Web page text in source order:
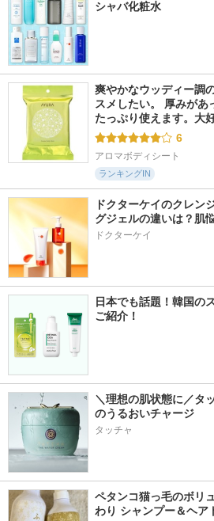
シャバ化粧水
爽やかなウッディー調
スメしたい。 厚みがあ
たっぷり使えます。大
6
アロマボディシート
ランキングIN
ドクターケイのクレン
グジェルの違いは？肌
ドクターケイ
日本でも話題！韓国の
ご紹介！
＼理想の肌状態に／タ
のうるおいチャージ
タッチャ
ペタンコ猫っ毛のボリ
わり シャンプー＆ヘア